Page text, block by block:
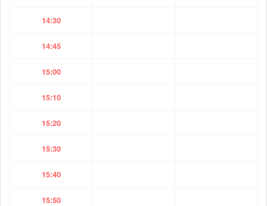
14:30
14:45
15:00
15:10
15:20
15:30
15:40
15:50